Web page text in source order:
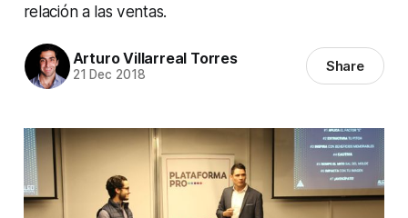
relación a las ventas.
Arturo Villarreal Torres
21 Dec 2018 Share